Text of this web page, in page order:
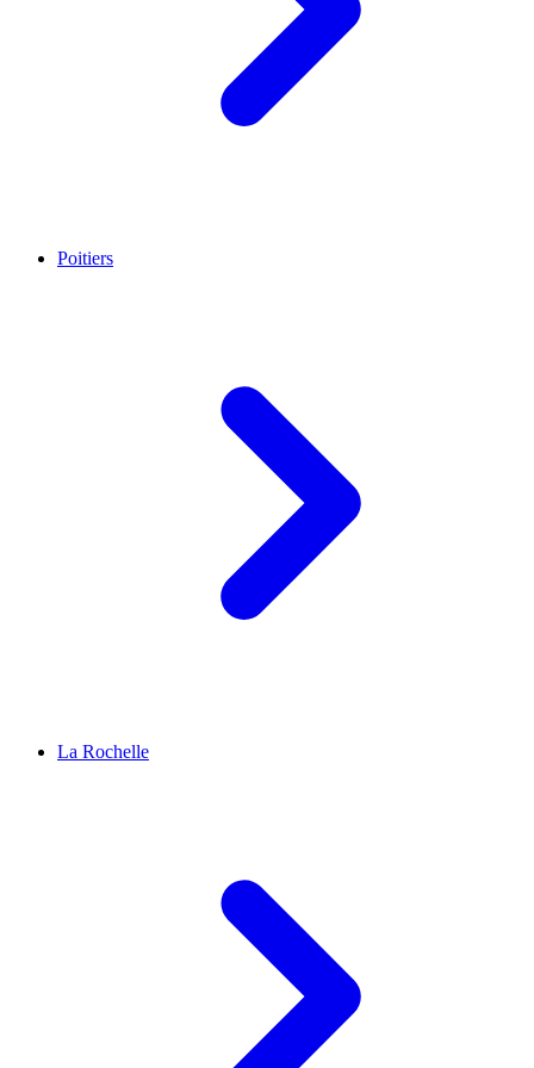
Poitiers
La Rochelle